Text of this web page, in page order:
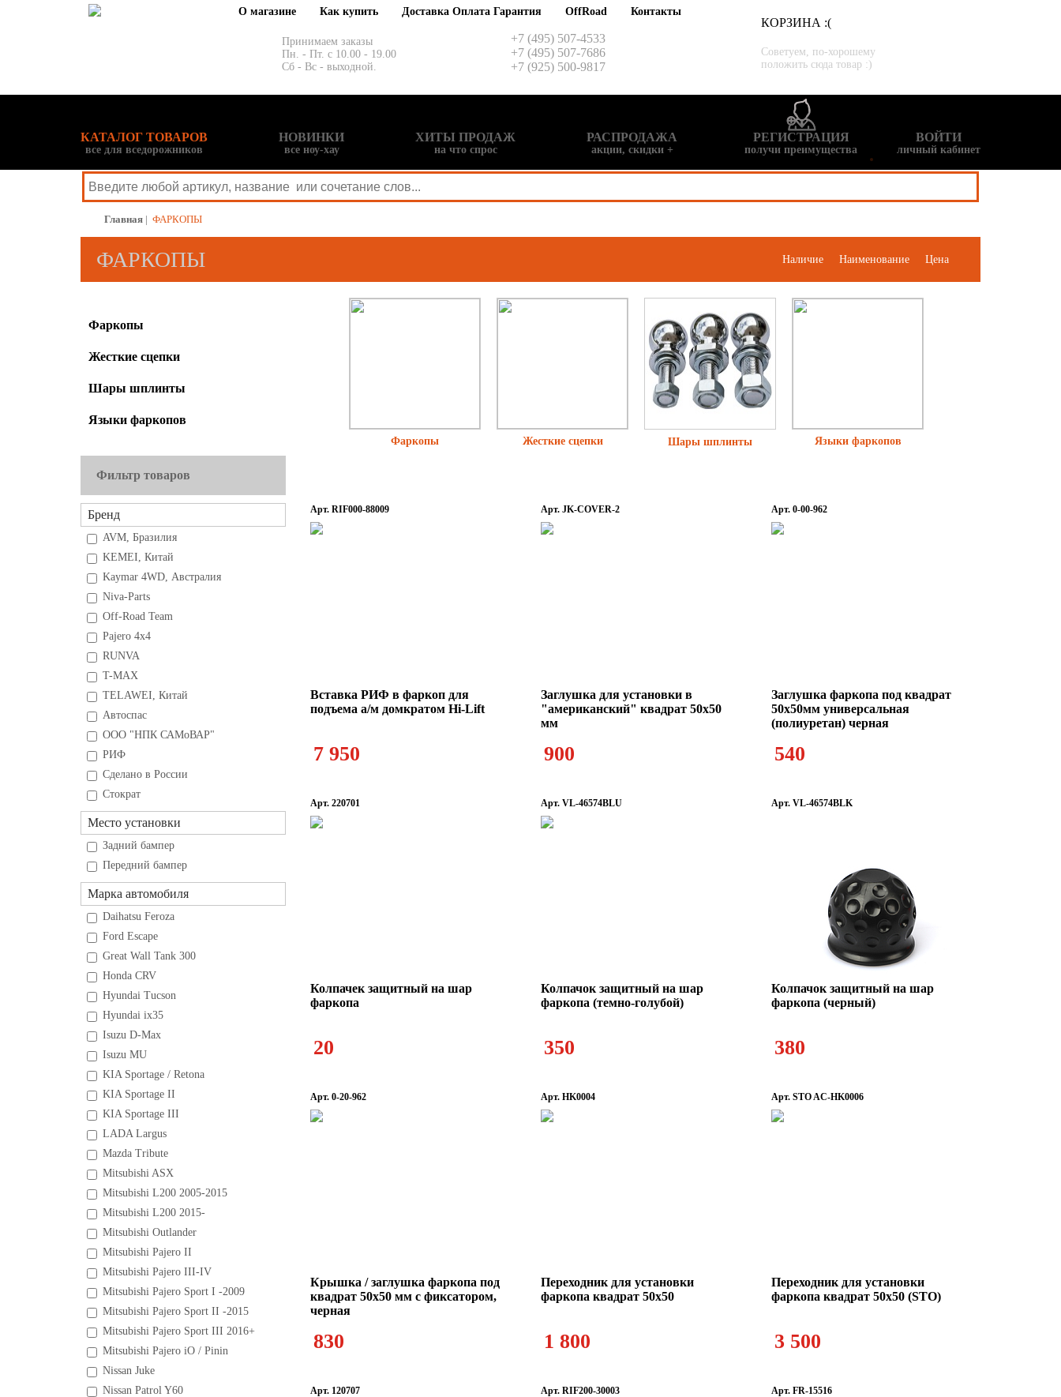
О магазине Как купить Доставка Оплата Гарантия OffRoad Контакты
Принимаем заказы
Пн. - Пт. с 10.00 - 19.00
Сб - Вс - выходной.
+7 (495) 507-4533
+7 (495) 507-7686
+7 (925) 500-9817
КОРЗИНА :(
Советуем, по-хорошему
положить сюда товар :)
РЕГИСТРАЦИЯ
получи преимущества
ВОЙТИ
личный кабинет
КАТАЛОГ ТОВАРОВ
все для вседорожников
НОВИНКИ
все ноу-хау
ХИТЫ ПРОДАЖ
на что спрос
РАСПРОДАЖА
акции, скидки +
Главная | ФАРКОПЫ
ФАРКОПЫ Наличие Наименование Цена
Фаркопы
Жесткие сцепки
Шары шплинты
Языки фаркопов
Фильтр товаров
Бренд
AVM, Бразилия
KEMEI, Китай
Kaymar 4WD, Австралия
Niva-Parts
Off-Road Team
Pajero 4x4
RUNVA
T-MAX
TELAWEI, Китай
Автоспас
ООО "НПК САМоВАР"
РИФ
Сделано в России
Стократ
Место установки
Задний бампер
Передний бампер
Марка автомобиля
Daihatsu Feroza
Ford Escape
Great Wall Tank 300
Honda CRV
Hyundai Tucson
Hyundai ix35
Isuzu D-Max
Isuzu MU
KIA Sportage / Retona
KIA Sportage II
KIA Sportage III
LADA Largus
Mazda Tribute
Mitsubishi ASX
Mitsubishi L200 2005-2015
Mitsubishi L200 2015-
Mitsubishi Outlander
Mitsubishi Pajero II
Mitsubishi Pajero III-IV
Mitsubishi Pajero Sport I -2009
Mitsubishi Pajero Sport II -2015
Mitsubishi Pajero Sport III 2016+
Mitsubishi Pajero iO / Pinin
Nissan Juke
Nissan Patrol Y60
Фаркопы Жесткие сцепки Шары шплинты Языки фаркопов
Арт. RIF000-88009
Вставка РИФ в фаркоп для
подъема а/м домкратом Hi-Lift
7 950
Арт. JK-COVER-2
Заглушка для установки в
"американский" квадрат 50х50
мм
900
Арт. 0-00-962
Заглушка фаркопа под квадрат
50х50мм универсальная
(полиуретан) черная
540
Арт. 220701
Колпачек защитный на шар
фаркопа
20
Арт. VL-46574BLU
Колпачок защитный на шар
фаркопа (темно-голубой)
350
Арт. VL-46574BLK
Колпачок защитный на шар
фаркопа (черный)
380
Арт. 0-20-962
Крышка / заглушка фаркопа под
квадрат 50х50 мм с фиксатором,
черная
830
Арт. HK0004
Переходник для установки
фаркопа квадрат 50х50
1 800
Арт. STO AC-HK0006
Переходник для установки
фаркопа квадрат 50х50 (STO)
3 500
Арт. 120707 Арт. RIF200-30003 Арт. FR-15516